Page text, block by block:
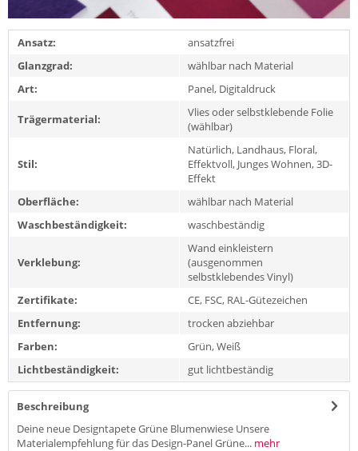
Ansatz:
ansatzfrei
Glanzgrad:
wählbar nach Material
Art:
Panel, Digitaldruck
Trägermaterial:
Vlies oder selbstklebende Folie
(wählbar)
Stil:
Natürlich, Landhaus, Floral,
Effektvoll, Junges Wohnen, 3D-
Effekt
Oberfläche:
wählbar nach Material
Waschbeständigkeit:
waschbeständig
Verklebung:
Wand einkleistern
(ausgenommen
selbstklebendes Vinyl)
Zertifikate:
CE, FSC, RAL-Gütezeichen
Entfernung:
trocken abziehbar
Farben:
Grün, Weiß
Lichtbeständigkeit:
gut lichtbeständig
Beschreibung
Deine neue Designtapete Grüne Blumenwiese Unsere
Materialempfehlung für das Design-Panel Grüne... mehr